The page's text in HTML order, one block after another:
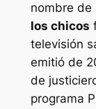
nombre de
los chicos
televisión
emitió de
de
programa